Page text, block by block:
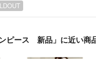
ピース 新品」に近い商